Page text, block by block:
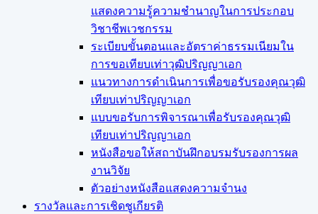
แสดงความรู้ความชำนาญในการประกอบ
วิชาชีพเวชกรรม
ระเบียบขั้นตอนและอัตราค่าธรรมเนียมใน
การขอเทียบเท่าวุฒิปริญญาเอก
แนวทางการดำเนินการเพื่อขอรับรองคุณวุฒิ
เทียบเท่าปริญญาเอก
แบบขอรับการพิจารณาเพื่อรับรองคุณวุฒิ
เทียบเท่าปริญญาเอก
หนังสือขอให้สถาบันฝึกอบรมรับรองการผล
งานวิจัย
ตัวอย่างหนังสือแสดงความจำนง
รางวัลและการเชิดชูเกียรติ